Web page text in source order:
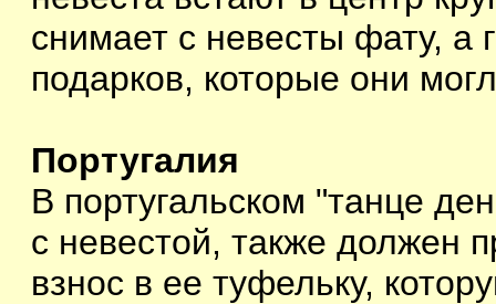
снимает с невесты фату, а
подарков, которые они
Португалия
В португальском "танце
с невестой, также должен
взнос в ее туфельку,